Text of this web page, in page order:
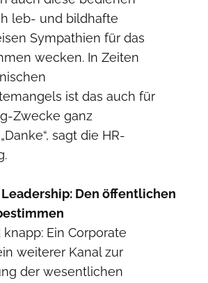
leb- und bildhafte
Sympathien für das
wecken. In Zeiten
ist das auch für
Zwecke ganz
sagt die HR-
Leadership: Den öffentlichen
knapp: Ein Corporate
weiterer Kanal zur
der wesentlichen